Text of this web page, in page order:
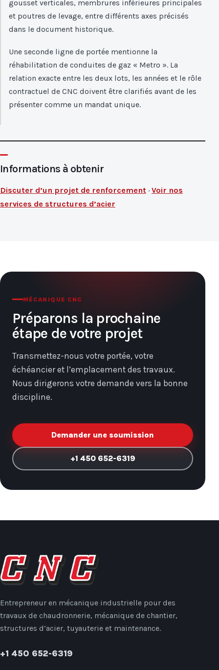
gousset verticales, membrures inférieures principales
et poutres de levage, entre différents axes précisés
dans le document historique.
Une seconde ligne de portée mentionne la
réhabilitation de conduites de gaz « Metro ». La
relation exacte entre les deux lots, les années et le rôle
contractuel de CNC doivent être clarifiés avant de les
présenter comme un mandat unique.
Informations à obtenir
Discuter d’un projet de renforcement · Voir nos
services de structures d’acier
MÉCANIQUE CNC
Préparons la prochaine
étape de votre projet
Transmettez-nous votre portée, votre
échéancier et l’emplacement des travaux.
Nous dirigerons votre demande vers la bonne
discipline.
Demander une soumission
+1 450 652-6319
Entrepreneur en mécanique industrielle pour des
travaux de chaudronnerie, mécanique de chantier,
structures d’acier, tuyauterie et maintenance.
+1 450 652-6319